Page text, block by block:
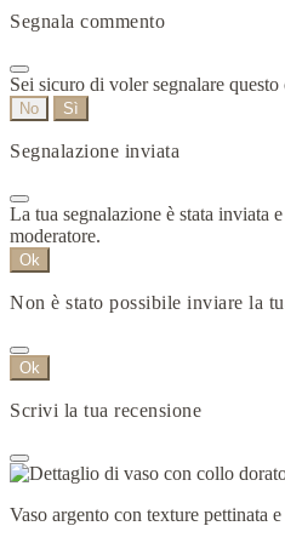
Segnala commento
Sei sicuro di voler segnalare questo
No Sì
Segnalazione inviata
La tua segnalazione è stata inviata
moderatore.
Ok
Non è stato possibile inviare la
Ok
Scrivi la tua recensione
Vaso argento con texture pettinata